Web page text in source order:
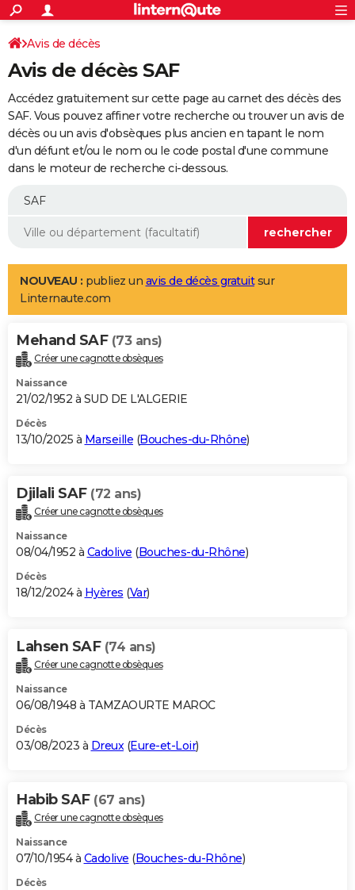
ACTUALITÉS
Politique
Société
Faits Divers
Education
Monde
Villes
+
SPORT
Coupe du monde 2026
Football
Tennis
Cyclisme
Rugby
Forum
Programme TV
TNT
Streaming
Cinéma
Sorties cinéma
Musique
+
FINANCE
Retraite
Impôts
Epargne
Immobilier
Risques naturels par ville
Banque
Assurance
Crédit
AUTO
Essais
Réserver un essai
Citadines
Berlines
SUV
Forum auto
+
Mobiles
Meilleur smartphone
Internet
Ordinateurs
Jeux vidéo
Guide high-tech
Aménagement intérieur
LIFESTYLE
Art de vivre
Bien-être
Loisirs
Mode
Modes de vie
Alimentation
Guide de la santé
Maladies
Médicaments
Sommeil
VOYAGE
Destinations
City break
Voyage nature
Voyage de noces
Forum
Climat
+PHOTO
GUIDES D'ACHAT
BONS PLANS
Carte de Noël
Carte Bonne année
Carte Saint-Valentin
Carte Pâques
Carte d'anniversaire
DICTIONNAIRE
Dictionnaire
Biographies
Citations
Expressions
Proverbes
PROGRAMME TV
S'inscrire
Se connecter
Lycées
Collèges
Primaires
Universités
Entreprises
Service militaire
Avis de recherche
AVIS DE DÉCÈS
Bricolage
Lifestyle
Culture
Sport
Auto
Television
Voyage
Cinema
Avis de décès
Avis de décès SAF
Accédez gratuitement sur cette page au carnet des décès des
SAF. Vous pouvez affiner votre recherche ou trouver un avis de
décès ou un avis d'obsèques plus ancien en tapant le nom
d'un défunt et/ou le nom ou le code postal d'une commune
dans le moteur de recherche ci-dessous.
NOUVEAU : publiez un avis de décès gratuitsur
Linternaute.com
Mehand SAF (73 ans)
Créer une cagnotte obsèques
Naissance
21/02/1952 à SUD DE L'ALGERIE
Décès
13/10/2025 à Marseille (Bouches-du-Rhône)
Djilali SAF (72 ans)
Créer une cagnotte obsèques
Naissance
08/04/1952 à Cadolive (Bouches-du-Rhône)
Décès
18/12/2024 à Hyères (Var)
Lahsen SAF (74 ans)
Créer une cagnotte obsèques
Naissance
06/08/1948 à TAMZAOURTE MAROC
Décès
03/08/2023 à Dreux(Eure-et-Loir)
Habib SAF (67 ans)
Créer une cagnotte obsèques
Naissance
07/10/1954 à Cadolive (Bouches-du-Rhône)
Décès